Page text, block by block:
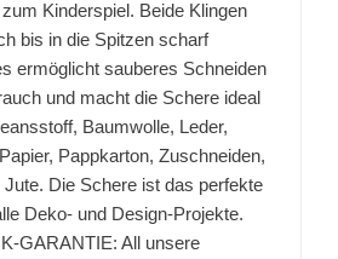
Kinderspiel. Beide Klingen
bis in die Spitzen scharf
ermöglicht sauberes Schneiden
und macht die Schere ideal
Baumwolle, Leder,
Pappkarton, Zuschneiden,
Jute. Die Schere ist das perfekte
Deko- und Design-Projekte.
GARANTIE: All unsere